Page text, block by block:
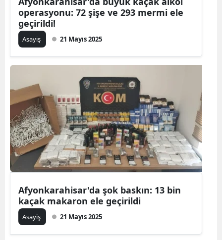
operasyonu: 72 şişe ve 293 mermi ele
geçirildi!
Asayiş 21 Mayıs 2025
Afyonkarahisar'da şok baskın: 13 bin
kaçak makaron ele geçirildi
Asayiş 21 Mayıs 2025